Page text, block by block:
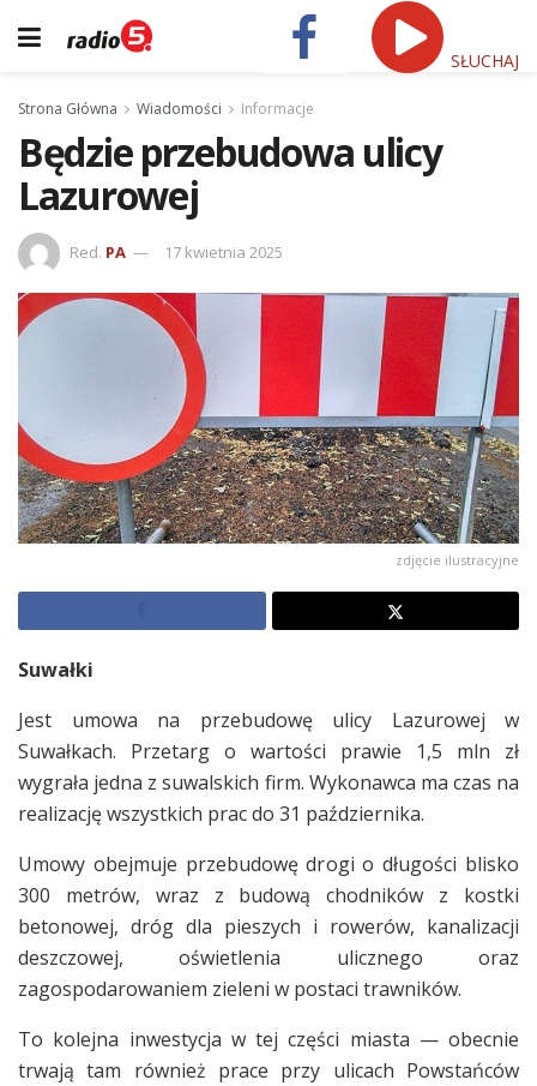
SŁUCHAJ
Strona Główna Wiadomości Informacje
Będzie przebudowa ulicy
Lazurowej
Red. PA 17 kwietnia 2025
zdjęcie ilustracyjne
Suwałki
Jest umowa na przebudowę ulicy Lazurowej w
Suwałkach. Przetarg o wartości prawie 1,5 mln zł
wygrała jedna z suwalskich firm. Wykonawca ma czas na
realizację wszystkich prac do 31 października.
Umowy obejmuje przebudowę drogi o długości blisko
300 metrów, wraz z budową chodników z kostki
betonowej, dróg dla pieszych i rowerów, kanalizacji
deszczowej, oświetlenia ulicznego oraz
zagospodarowaniem zieleni w postaci trawników.
To kolejna inwestycja w tej części miasta — obecnie
trwają tam również prace przy ulicach Powstańców